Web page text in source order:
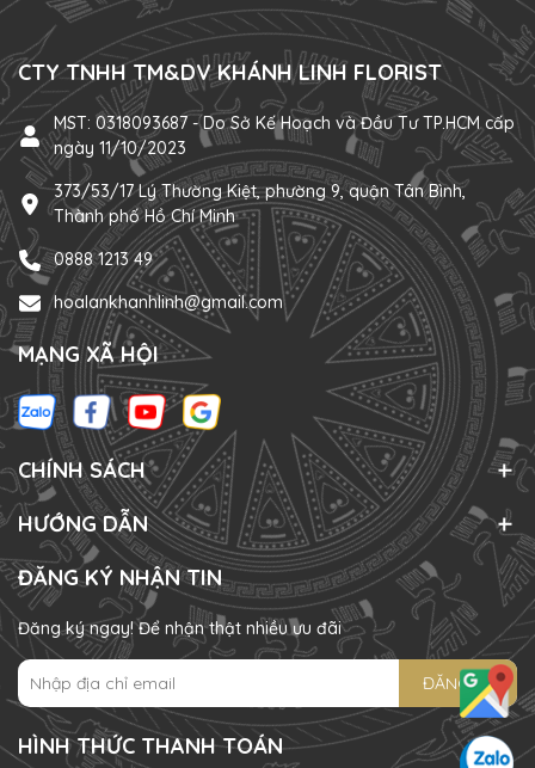
CTY TNHH TM&DV KHÁNH LINH FLORIST
MST: 0318093687 - Do Sở Kế Hoạch và Đầu Tư TP.HCM cấp
ngày 11/10/2023
373/53/17 Lý Thường Kiệt, phường 9, quận Tân Bình,
Thành phố Hồ Chí Minh
0888 1213 49
hoalankhanhlinh@gmail.com
MẠNG XÃ HỘI
CHÍNH SÁCH
HƯỚNG DẪN
ĐĂNG KÝ NHẬN TIN
Đăng ký ngay! Để nhận thật nhiều ưu đãi
ĐĂNG KÝ
HÌNH THỨC THANH TOÁN